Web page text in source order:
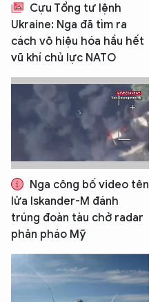
Cựu Tổng tư lệnh
Ukraine: Nga đã tìm ra
cách vô hiệu hóa hầu hết
vũ khí chủ lực NATO
Nga công bố video tên
lửa Iskander-M đánh
trúng đoàn tàu chở radar
phản pháo Mỹ